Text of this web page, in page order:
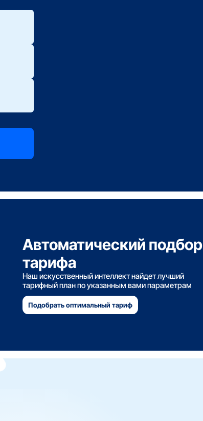
Автоматический подбор
тарифа
Наш искусственный интеллект найдет лучший
тарифный план по указанным вами параметрам
Подобрать оптимальный тариф